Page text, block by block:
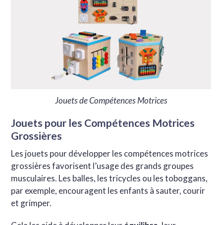
Jouets de Compétences Motrices
Jouets pour les Compétences Motrices
Grossières
Les jouets pour développer les compétences motrices
grossières favorisent l’usage des grands groupes
musculaires. Les balles, les tricycles ou les toboggans,
par exemple, encouragent les enfants à sauter, courir
et grimper.